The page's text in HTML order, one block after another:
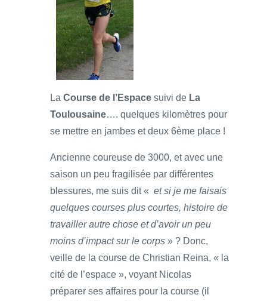
La Course de l’Espace suivi de La
Toulousaine…. quelques kilomètres pour
se mettre en jambes et deux 6ème place !
Ancienne coureuse de 3000, et avec une
saison un peu fragilisée par différentes
blessures, me suis dit « et si je me faisais
quelques courses plus courtes, histoire de
travailler autre chose et d’avoir un peu
moins d’impact sur le corps » ? Donc,
veille de la course de Christian Reina, « la
cité de l’espace », voyant Nicolas
préparer ses affaires pour la course (il